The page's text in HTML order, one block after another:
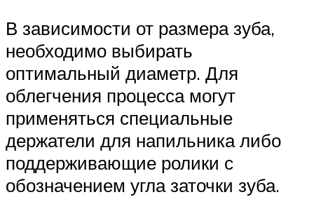
В зависимости от размера зуба,
необходимо выбирать
оптимальный диаметр. Для
облегчения процесса могут
применяться специальные
держатели для напильника либо
поддерживающие ролики с
обозначением угла заточки зуба.